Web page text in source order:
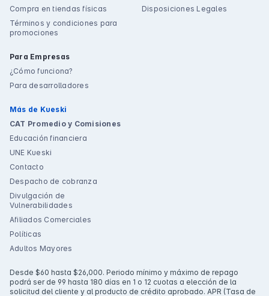
Compra en tiendas físicas
Términos y condiciones para
promociones
Para Empresas
¿Cómo funciona?
Para desarrolladores
Disposiciones Legales
Más de Kueski
CAT Promedio y Comisiones
Educación financiera
UNE Kueski
Contacto
Despacho de cobranza
Divulgación de
Vulnerabilidades
Afiliados Comerciales
Políticas
Adultos Mayores
Desde $60 hasta $26,000. Periodo mínimo y máximo de repago
podrá ser de 99 hasta 180 días en 1 o 12 cuotas a elección de la
solicitud del cliente y al producto de crédito aprobado. APR (Tasa de